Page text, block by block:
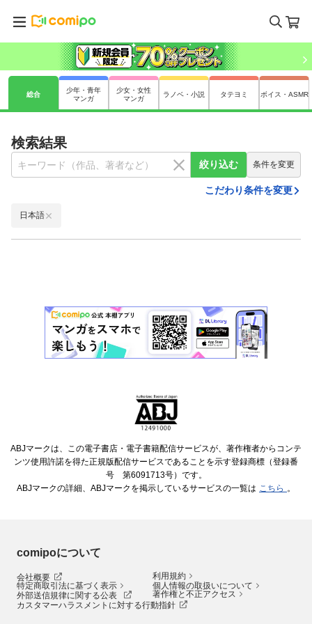
総合
少年・青年
マンガ
少女・女性
マンガ
ラノベ・小説 タテヨミ ボイス・ASMR
検索結果
絞り込む 条件を変更
こだわり条件を変更
日本語
ABJマークは、この電子書店・電子書籍配信サービスが、著作権者からコンテ
ンツ使用許諾を得た正規版配信サービスであることを示す登録商標（登録番
号 第6091713号）です。
ABJマークの詳細、ABJマークを掲示しているサービスの一覧は こちら 。
comipoについて
会社概要
利用規約
特定商取引法に基づく表示
個人情報の取扱いについて
外部送信規律に関する公表
著作権と不正アクセス
カスタマーハラスメントに対する行動指針